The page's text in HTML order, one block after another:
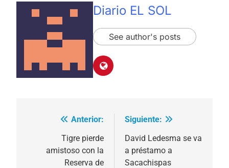
Diario EL SOL
See author's posts
Navegación
entradas
Anterior:
Tigre pierde
amistoso con la
Reserva de
Siguiente:
David Ledesma se va
a préstamo a
Sacachispas